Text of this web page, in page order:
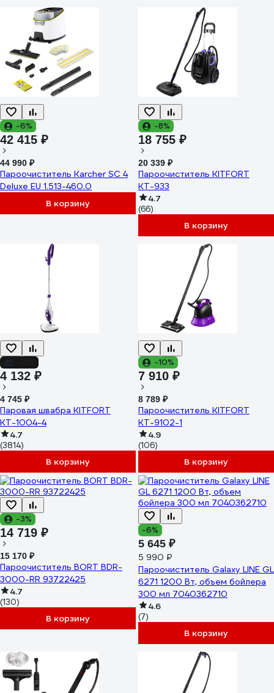
-6%
42 415 ₽
44 990 ₽
Пароочиститель Karcher SC 4
Deluxe EU 1.513-460.0
В корзину
-8%
18 755 ₽
20 339 ₽
Пароочиститель KITFORT
КТ-933
4.7
(66)
В корзину
4 132 ₽
4 745 ₽
Паровая швабра KITFORT
КТ-1004-4
4.7
(3814)
В корзину
-10%
7 910 ₽
8 789 ₽
Пароочиститель KITFORT
КТ-9102-1
4.9
(106)
В корзину
-3%
14 719 ₽
15 170 ₽
Пароочиститель BORT BDR-
3000-RR 93722425
4.7
(130)
В корзину
-6%
5 645 ₽
5 990 ₽
Пароочиститель Galaxy LINE GL
6271 1200 Вт, объем бойлера
300 мл 7040362710
4.6
(7)
В корзину